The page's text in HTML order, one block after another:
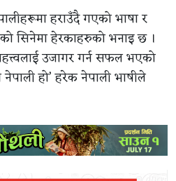
हराउँदै गएको भाषा र
सिनेमा हेरकाहरुको भनाइ छ ।
उजागर गर्न सफल भएको
हो’ हरेक नेपाली भाषीले